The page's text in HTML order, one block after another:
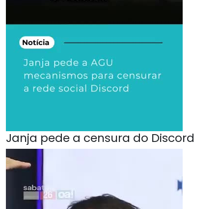
Janja pede a censura do Discord